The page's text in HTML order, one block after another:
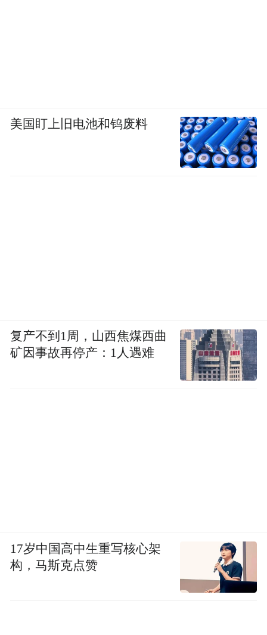
美国盯上旧电池和钨废料
复产不到1周，山西焦煤西曲
矿因事故再停产：1人遇难
17岁中国高中生重写核心架
构，马斯克点赞